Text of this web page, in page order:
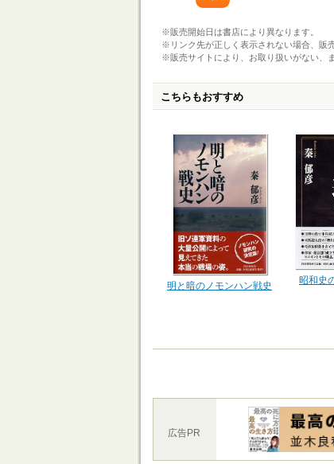
※販売開始日は書店により異なります。
※リンク先が正しく表示されない場合、販
※販売サイトにより、お取り扱いがない、
こちらもおすすめ
明と暗のノモンハン戦史
昭和史
広告PR